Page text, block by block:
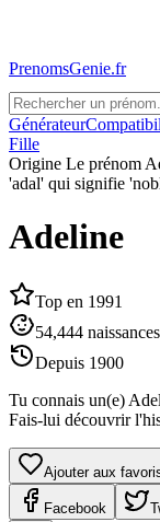
PrenomsGenie.fr
Générateur
Fille
Origine Le prénom
'adal' qui signifie
Adeline
Top en 1991
54,444 naissances
Depuis 1900
Tu connais un(e)
Fais-lui découvrir
Ajouter aux
Facebook